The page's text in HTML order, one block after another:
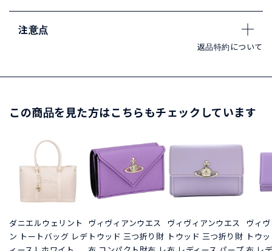
注意点
返品特約について
この商品を見た方はこちらもチェックしています
ダニエルウェリント
ン トートバッグ レデ
ヴィヴィアンウエス
トウッド 三つ折り財
ヴィヴィアンウエス
トウッド 三つ折り財
ヴィ
トウ